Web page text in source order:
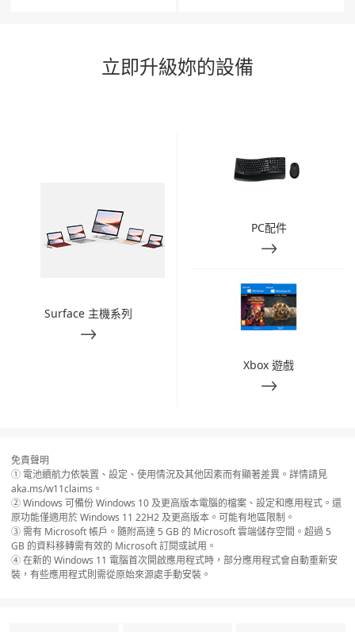
立即升級妳的設備
Surface 主機系列
PC配件
Xbox 遊戲
免責聲明
① 電池續航力依裝置、設定、使用情況及其他因素而有顯著差異。詳情請見
aka.ms/w11claims。
② Windows 可備份 Windows 10 及更高版本電腦的檔案、設定和應用程式。還
原功能僅適用於 Windows 11 22H2 及更高版本。可能有地區限制。
③ 需有 Microsoft 帳戶。隨附高達 5 GB 的 Microsoft 雲端儲存空間。超過 5
GB 的資料移轉需有效的 Microsoft 訂閱或試用。
④ 在新的 Windows 11 電腦首次開啟應用程式時，部分應用程式會自動重新安
裝，有些應用程式則需從原始來源處手動安裝。